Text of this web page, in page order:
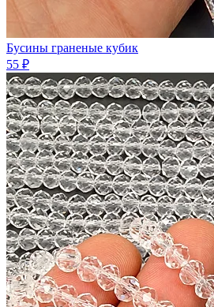
Бусины граненые кубик
55 ₽